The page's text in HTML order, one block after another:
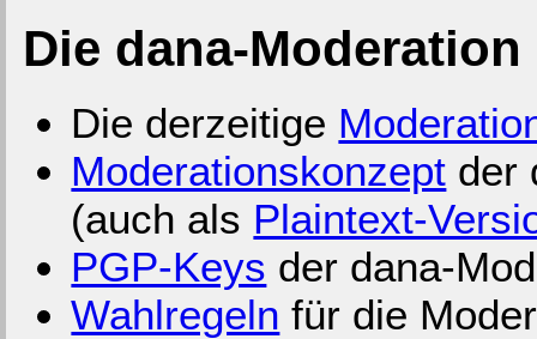
Die dana-Moderation
Die derzeitige
Moderationskonzept der
(auch als Plaintext-
PGP-Keys der dana-
Wahlregeln für die